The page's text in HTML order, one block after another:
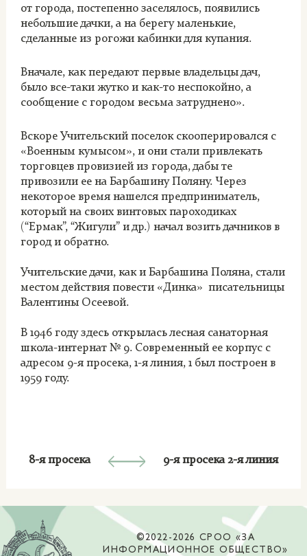
от города, постепенно заселялось, появились
небольшие дачки, а на берегу маленькие,
сделанные из рогожи кабинки для купания.
Вначале, как передают первые владельцы дач,
было все-таки жутко и как-то неспокойно, а
сообщение с городом весьма затруднено».
Вскоре Учительский поселок скооперировался с
«Военным кумысом», и они стали привлекать
торговцев провизией из города, дабы те
привозили ее на Барбашину Поляну. Через
некоторое время нашелся предприниматель,
который на своих винтовых пароходиках
(“Ермак”, “Жигули” и др.) начал возить дачников в
город и обратно.
Учительские дачи, как и Барбашина Поляна, стали
местом действия повести «Динка» писательницы
Валентины Осеевой.
В 1946 году здесь открылась лесная санаторная
школа-интернат № 9. Современный ее корпус с
адресом 9-я просека, 1-я линия, 1 был построен в
1959 году.
8-я просека 9-я просека 2-я линия
©2022-2026 СРОО «ЗА
ИНФОРМАЦИОННОЕ ОБЩЕСТВО»